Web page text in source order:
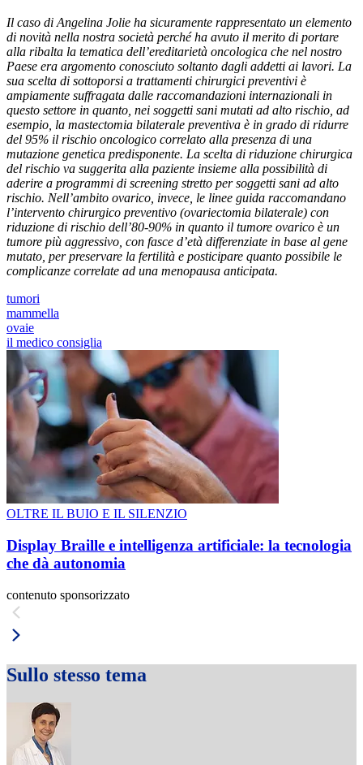
Il caso di Angelina Jolie ha sicuramente rappresentato un elemento
di novità nella nostra società perché ha avuto il merito di portare
alla ribalta la tematica dell’ereditarietà oncologica che nel nostro
Paese era argomento conosciuto soltanto dagli addetti ai lavori. La
sua scelta di sottoporsi a trattamenti chirurgici preventivi è
ampiamente suffragata dalle raccomandazioni internazionali in
questo settore in quanto, nei soggetti sani mutati ad alto rischio, ad
esempio, la mastectomia bilaterale preventiva è in grado di ridurre
del 95% il rischio oncologico correlato alla presenza di una
mutazione genetica predisponente. La scelta di riduzione chirurgica
del rischio va suggerita alla paziente insieme alla possibilità di
aderire a programmi di screening stretto per soggetti sani ad alto
rischio. Nell’ambito ovarico, invece, le linee guida raccomandano
l’intervento chirurgico preventivo (ovariectomia bilaterale) con
riduzione di rischio dell’80-90% in quanto il tumore ovarico è un
tumore più aggressivo, con fasce d’età differenziate in base al gene
mutato, per preservare la fertilità e posticipare quanto possibile le
complicanze correlate ad una menopausa anticipata.
tumori
mammella
ovaie
il medico consiglia
OLTRE IL BUIO E IL SILENZIO
Display Braille e intelligenza artificiale: la tecnologia
che dà autonomia
contenuto sponsorizzato
Sullo stesso tema